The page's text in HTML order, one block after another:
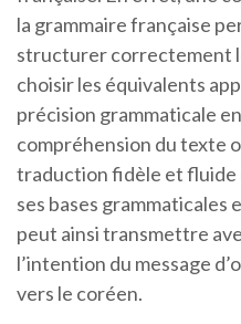
la grammaire française
structurer correctement
choisir les équivalents
précision grammaticale
compréhension du texte
traduction fidèle et fluide
ses bases
peut ainsi transmettre
l’intention du message
vers le coréen.